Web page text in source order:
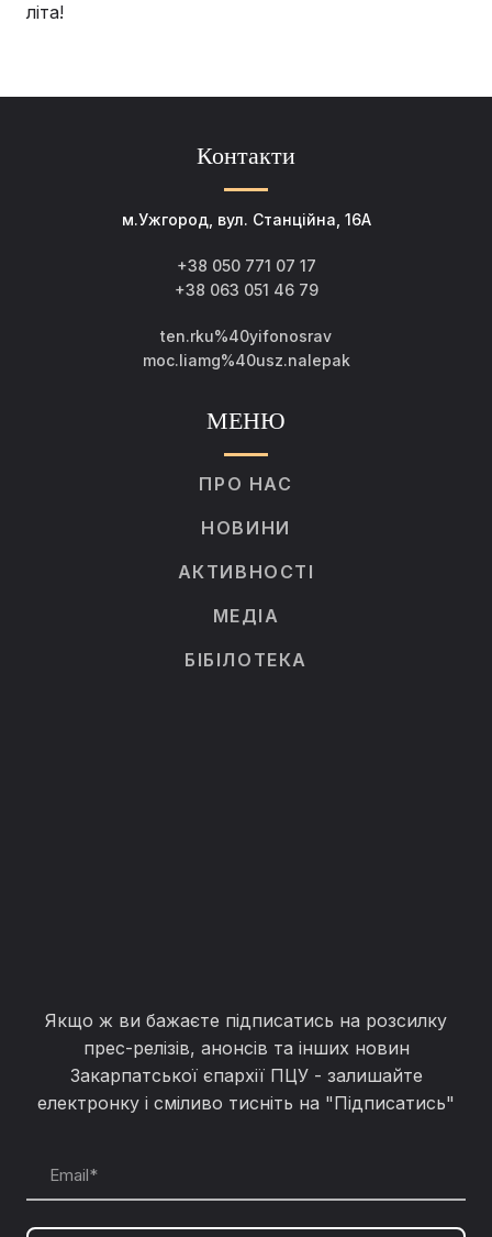
літа!
Контакти
м.Ужгород, вул. Станційна, 16А
+38 050 771 07 17
+38 063 051 46 79
ten.rku%40yifonosrav
moc.liamg%40usz.nalepak
МЕНЮ
ПРО НАС
НОВИНИ
АКТИВНОСТІ
МЕДІА
БІБІЛОТЕКА
Якщо ж ви бажаєте підписатись на розсилку
прес-релізів, анонсів та інших новин
Закарпатської єпархії ПЦУ - залишайте
електронку і сміливо тисніть на "Підписатись"